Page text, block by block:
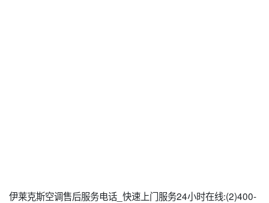
伊莱克斯空调售后服务电话_快速上门服务24小时在线:(2)400-